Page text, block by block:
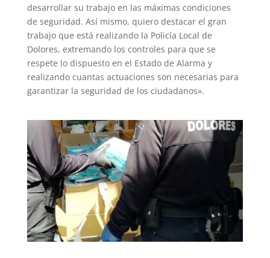
desarrollar su trabajo en las máximas condiciones
de seguridad. Así mismo, quiero destacar el gran
trabajo que está realizando la Policía Local de
Dolores, extremando los controles para que se
respete lo dispuesto en el Estado de Alarma y
realizando cuantas actuaciones son necesarias para
garantizar la seguridad de los ciudadanos».